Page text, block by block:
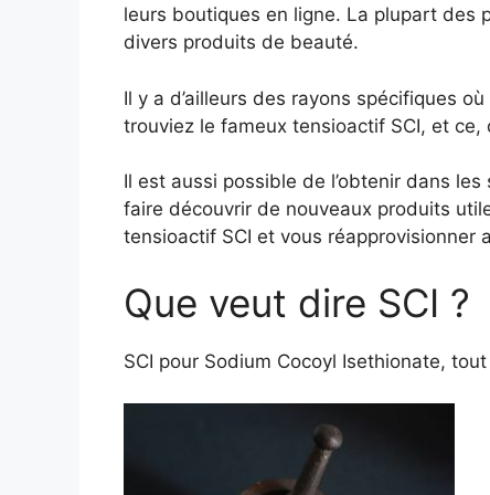
leurs boutiques en ligne. La plupart des
divers produits de beauté.
Il y a d’ailleurs des rayons spécifiques
trouviez le fameux tensioactif SCI, et
Il est aussi possible de l’obtenir dans
faire découvrir de nouveaux produits
tensioactif SCI et vous réapprovisionner
Que veut dire SCI ?
SCI pour Sodium Cocoyl Isethionate,